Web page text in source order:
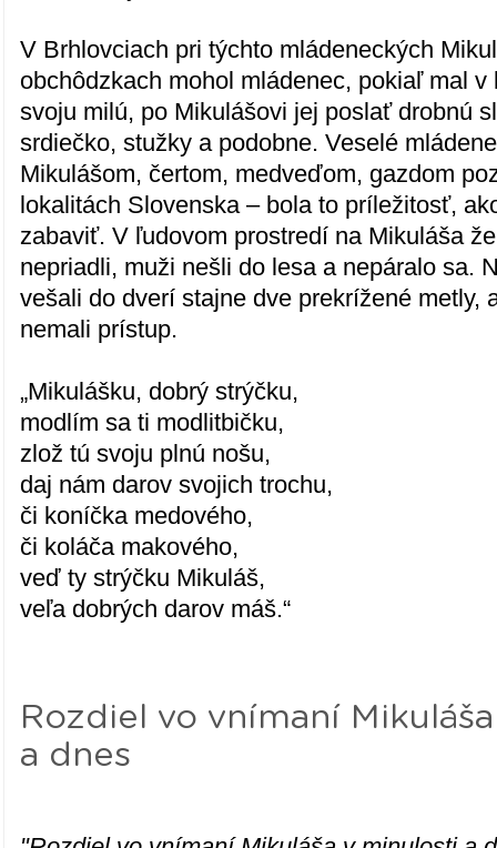
V Brhlovciach pri týchto mládeneckých
obchôdzkach mohol mládenec, pokiaľ mal
svoju milú, po Mikulášovi jej poslať drobnú
srdiečko, stužky a podobne. Veselé
Mikulášom, čertom, medveďom, gazdom
lokalitách Slovenska – bola to príležitosť,
zabaviť. V ľudovom prostredí na Mikuláša
nepriadli, muži nešli do lesa a nepáralo sa.
vešali do dverí stajne dve prekrížené metly,
nemali prístup.
„Mikulášku, dobrý strýčku,
modlím sa ti modlitbičku,
zlož tú svoju plnú nošu,
daj nám darov svojich trochu,
či koníčka medového,
či koláča makového,
veď ty strýčku Mikuláš,
veľa dobrých darov máš.“
Rozdiel vo vnímaní
a dnes